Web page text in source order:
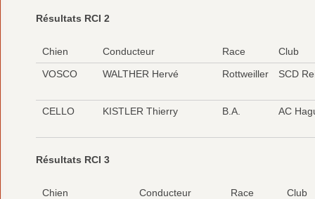
Résultats RCI 2
Chien Conducteur Race
Club
VOSCO
WALTHER Hervé Rottweiller SCD
CELLO KISTLER Thierry B.A. AC
Résultats RCI 3
Chien Conducteur Race
Club